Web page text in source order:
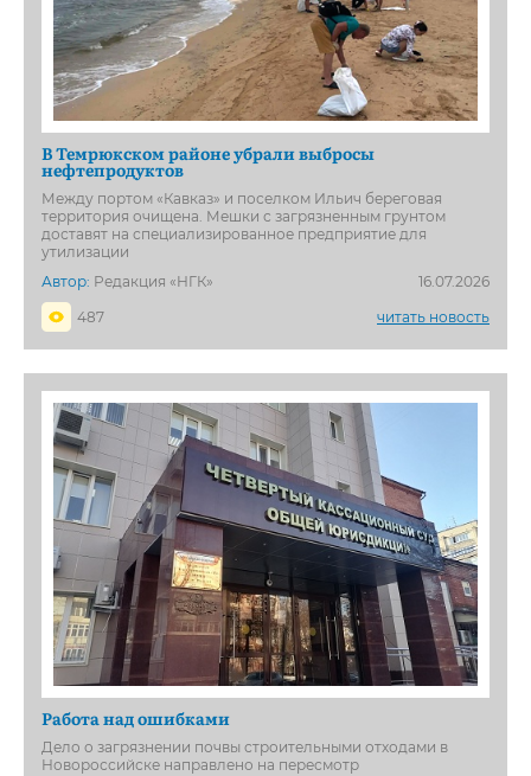
В Темрюкском районе убрали выбросы
нефтепродуктов
Между портом «Кавказ» и поселком Ильич береговая
территория очищена. Мешки с загрязненным грунтом
доставят на специализированное предприятие для
утилизации
Автор: Редакция «НГК»
16.07.2026
487
читать новость
Работа над ошибками
Дело о загрязнении почвы строительными отходами в
Новороссийске направлено на пересмотр